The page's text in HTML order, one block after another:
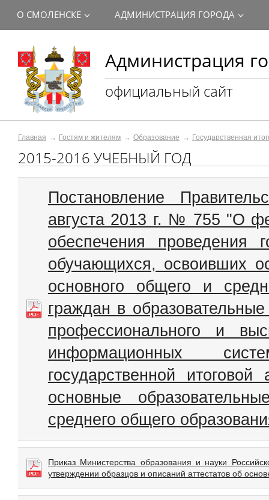
Администрация
официальный сайт
О СМОЛЕНСКЕ АДМИНИСТРАЦИЯ ГОРОДА
Главная Гостям и жителям Образование Государственная
2015-2016 УЧЕБНЫЙ ГОД
Постановление
августа 2013 г. № 755 "О
обеспечения проведения
обучающихся, освоивших
основного общего и
граждан в
профессионального и
информационных
государственной
основные
среднего общего
Приказ Министерства образования и науки
утверждении образцов и описаний аттестатов об